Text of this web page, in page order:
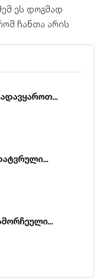
ეს დოგმად
ჩანთა არის